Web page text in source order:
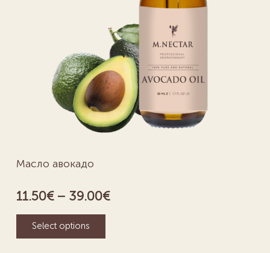
Масло авокадо
11.50€– 39.00€
Select options